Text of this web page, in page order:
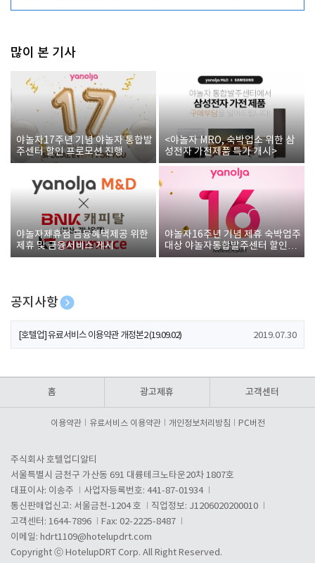
많이 본 기사
야놀자17주년 기념 야놀자 통합발
주센터 할인 프로모션 진행
<야놀자 MRO, 숙박업소 위한 삼
성전자 가전제품 특가 개시>
야놀자제휴점 금융혜택제공 위한
제휴 및 금융서비스 게시
야놀자16주년 기념 제휴 숙박업주
대상 야놀자통합발주센터 할인쿠
폰 증정
공지사항
[호텔업] 개인정보 처리방침 개정본1 (19.09.02)
[호텔업] 유료서비스 이용약관 개정본2 (19.09.02) 2019.07.30
홈 광고제휴 고객센터
이용약관 유료서비스 이용약관 개인정보처리방침 PC버전
주식회사 호텔업디알티
서울특별시 금천구 가산동 691 대륭테크노타운20차 1807호
대표이사: 이송주
사업자등록번호: 441-87-01934
통신판매업신고: 서울금천-1204 호
직업정보: J1206020200010
고객센터: 1644-7896
Fax: 02-2225-8487
이메일: hdrt1109@hotelupdrt.com
Copyright ⓒ HotelupDRT Corp. All Right Reserved.